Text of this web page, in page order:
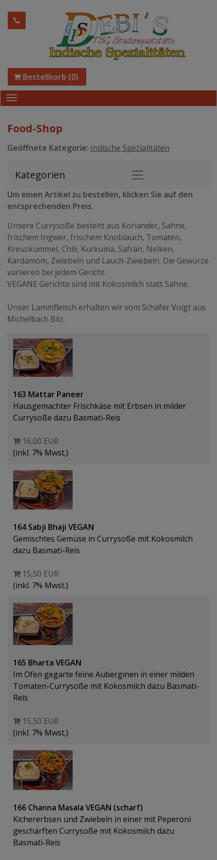
Bestellkorb (0)
Food-Shop
Geöffnete Kategorie: Indische Spezialitäten
Kategorien
Um einen Artikel zu bestellen, klicken Sie auf den
entsprechenden Preis.
Unsere Currysoße besteht aus Koriander, Sahne,
frischem Ingwer, frischem Knoblauch, Tomaten,
Kreuzkümmel, Chili, Kurkuma, Safran, Nelken,
Kardamom, Zwiebeln und Lauch-Zwiebeln. Die Gewürze
variieren bei jedem Gericht.
VEGANE Gerichte sind mit Kokosmilch statt Sahne.
Unser Lammfleisch erhalten wir vom Schäfer Voigt aus
Michelbach Bilz.
163 Mattar Paneer
Hausgemachter Frischkäse mit Erbsen in milder
Currysoße dazu Basmati-Reis
16,00 EUR
(inkl. 7% Mwst.)
164 Sabji Bhaji VEGAN
Gemischtes Gemüse in Currysoße mit Kokosmilch
dazu Basmati-Reis
15,50 EUR
(inkl. 7% Mwst.)
165 Bharta VEGAN
Im Ofen gegarte feine Auberginen in einer milden
Tomaten-Currysoße mit Kokosmilch dazu Basmati-
Reis
15,50 EUR
(inkl. 7% Mwst.)
166 Channa Masala VEGAN (scharf)
Kichererbsen und Zwiebeln in einer mit Peperoni
geschärften Currysoße mit Kokosmilch dazu
Basmati-Reis